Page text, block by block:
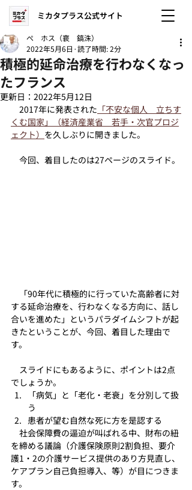
ミカタプラス公式サイト
積極的延命治療を行わなくなっ
たフランス
ぺ ホス（裵 鎬洙）
2022年5月6日 読了時間: 2分
更新日： 2022年5月12日
2017年に発表された 「不安な個人　立ちす
くむ国家」（経済産業省　若手・次官プロジ
ェクト） を久しぶりに開きました。
今回、着目したのは27ページのスライド。
「90年代に積極的に行っていた高齢者に対
する延命治療を、行わなくなる方向に、話し
合いを進めた」というパラダイムシフトが起
きたということが、今回、着目した理由で
す。
スライドにもあるように、ポイントは2点
でしょうか。
「病気」と「老化・老衰」を分別して扱
う
患者が望む自然な死に方を是認する
社会保障費の逼迫が叫ばれる中、財布の紐
を締める議論（介護保険原則2割負担、要介
護1・2の介護サービス提供のあり方見直し、
ケアプラン自己負担導入、等）が目につきま
す。